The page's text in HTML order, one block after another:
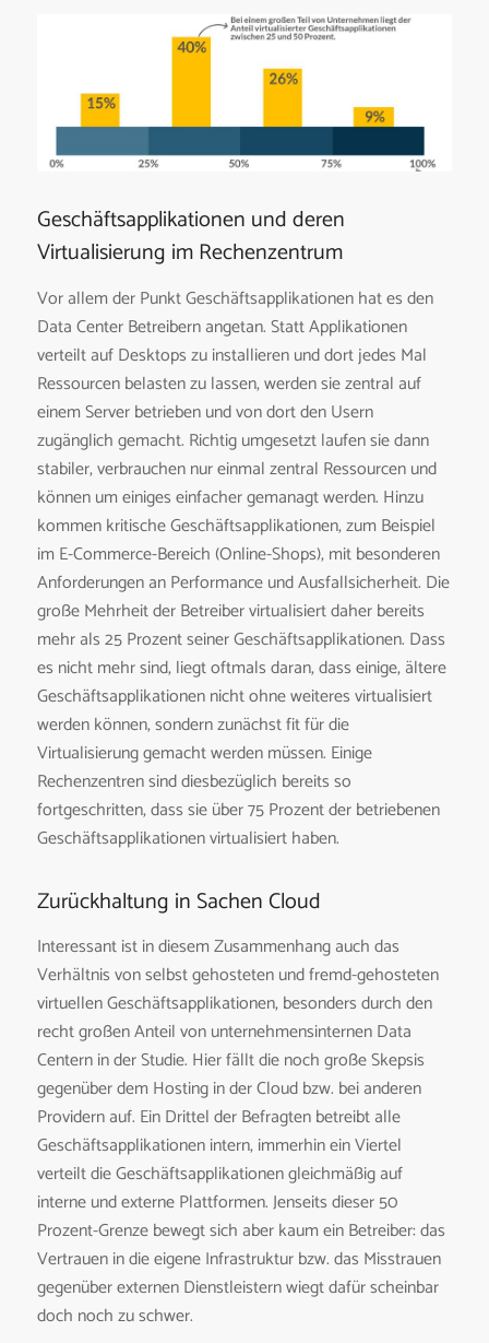
Geschäftsapplikationen und deren
Virtualisierung im Rechenzentrum
Vor allem der Punkt Geschäftsapplikationen hat es den
Data Center Betreibern angetan. Statt Applikationen
verteilt auf Desktops zu installieren und dort jedes Mal
Ressourcen belasten zu lassen, werden sie zentral auf
einem Server betrieben und von dort den Usern
zugänglich gemacht. Richtig umgesetzt laufen sie dann
stabiler, verbrauchen nur einmal zentral Ressourcen und
können um einiges einfacher gemanagt werden. Hinzu
kommen kritische Geschäftsapplikationen, zum Beispiel
im E-Commerce-Bereich (Online-Shops), mit besonderen
Anforderungen an Performance und Ausfallsicherheit. Die
große Mehrheit der Betreiber virtualisiert daher bereits
mehr als 25 Prozent seiner Geschäftsapplikationen. Dass
es nicht mehr sind, liegt oftmals daran, dass einige, ältere
Geschäftsapplikationen nicht ohne weiteres virtualisiert
werden können, sondern zunächst fit für die
Virtualisierung gemacht werden müssen. Einige
Rechenzentren sind diesbezüglich bereits so
fortgeschritten, dass sie über 75 Prozent der betriebenen
Geschäftsapplikationen virtualisiert haben.
Zurückhaltung in Sachen Cloud
Interessant ist in diesem Zusammenhang auch das
Verhältnis von selbst gehosteten und fremd-gehosteten
virtuellen Geschäftsapplikationen, besonders durch den
recht großen Anteil von unternehmensinternen Data
Centern in der Studie. Hier fällt die noch große Skepsis
gegenüber dem Hosting in der Cloud bzw. bei anderen
Providern auf. Ein Drittel der Befragten betreibt alle
Geschäftsapplikationen intern, immerhin ein Viertel
verteilt die Geschäftsapplikationen gleichmäßig auf
interne und externe Plattformen. Jenseits dieser 50
Prozent-Grenze bewegt sich aber kaum ein Betreiber: das
Vertrauen in die eigene Infrastruktur bzw. das Misstrauen
gegenüber externen Dienstleistern wiegt dafür scheinbar
doch noch zu schwer.